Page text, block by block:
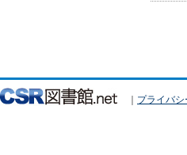
｜ プライバ